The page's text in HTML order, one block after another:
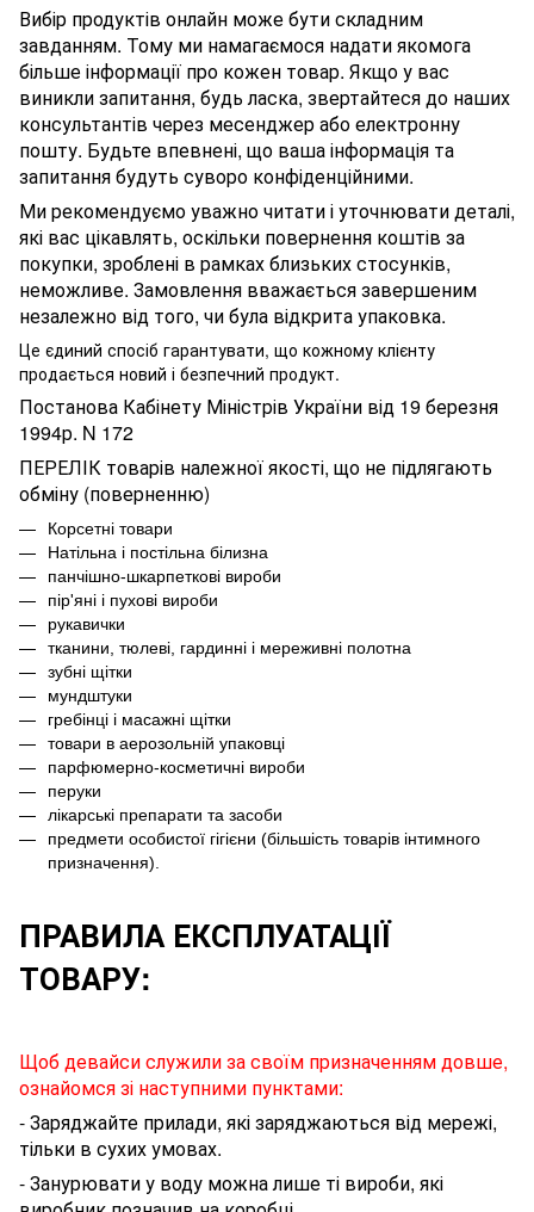
Вибір продуктів онлайн може бути складним
завданням. Тому ми намагаємося надати якомога
більше інформації про кожен товар. Якщо у вас
виникли запитання, будь ласка, звертайтеся до наших
консультантів через месенджер або електронну
пошту. Будьте впевнені, що ваша інформація та
запитання будуть суворо конфіденційними.
Ми рекомендуємо уважно читати і уточнювати деталі,
які вас цікавлять, оскільки повернення коштів за
покупки, зроблені в рамках близьких стосунків,
неможливе. Замовлення вважається завершеним
незалежно від того, чи була відкрита упаковка.
Це єдиний спосіб гарантувати, що кожному клієнту
продається новий і безпечний продукт.
Постанова Кабінету Міністрів України від 19 березня
1994р. N 172
ПЕРЕЛІК товарів належної якості, що не підлягають
обміну (поверненню)
Корсетні товари
Натільна і постільна білизна
панчішно-шкарпеткові вироби
пір'яні і пухові вироби
рукавички
тканини, тюлеві, гардинні і мереживні полотна
зубні щітки
мундштуки
гребінці і масажні щітки
товари в аерозольній упаковці
парфюмерно-косметичні вироби
перуки
лікарські препарати та засоби
предмети особистої гігієни (більшість товарів інтимного
призначення).
ПРАВИЛА ЕКСПЛУАТАЦІЇ
ТОВАРУ:
Щоб девайси служили за своїм призначенням довше,
ознайомся зі наступними пунктами:
- Заряджайте прилади, які заряджаються від мережі,
тільки в сухих умовах.
- Занурювати у воду можна лише ті вироби, які